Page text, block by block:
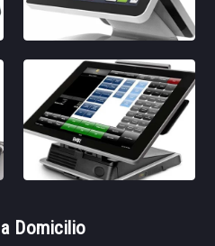
Domicilio